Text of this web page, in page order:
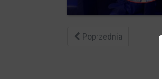
Poprzednia